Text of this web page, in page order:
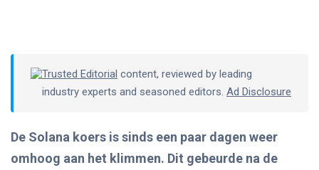
Trusted Editorial content, reviewed by leading
industry experts and seasoned editors. Ad Disclosure
De Solana koers is sinds een paar dagen weer
omhoog aan het klimmen. Dit gebeurde na de